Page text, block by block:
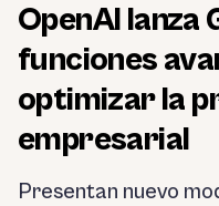
OpenAI lanza
funciones
optimizar la
empresarial
Presentan nuevo